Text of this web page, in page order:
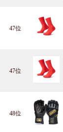
47位
47位
48位